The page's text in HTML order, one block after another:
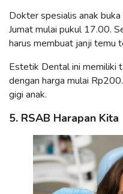
Dokter spesialis anak buka
Jumat mulai pukul 17.00.
harus membuat janji temu
Estetik Dental ini memiliki
dengan harga mulai
gigi anak.
5. RSAB Harapan Kita